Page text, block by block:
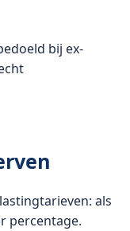
bij ex-
als
percentage.